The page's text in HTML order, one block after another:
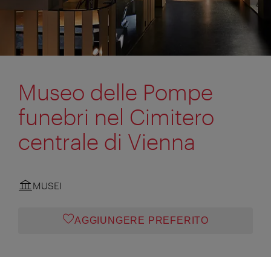
Museo delle Pompe
funebri nel Cimitero
centrale di Vienna
MUSEI
AGGIUNGERE PREFERITO